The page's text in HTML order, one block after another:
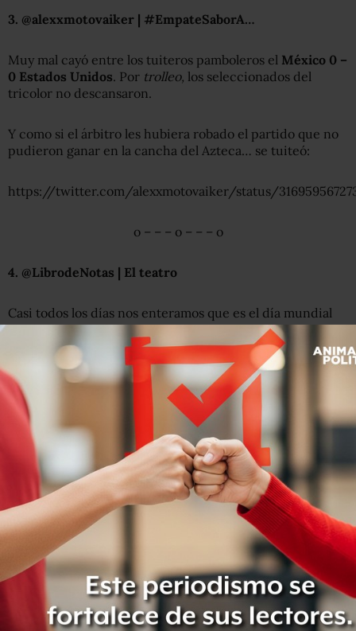
3. @alexxmotovaiker | #EmpateSaborA…
Muy mal cayó entre los tuiteros pamboleros el México 0 –
0 Estados Unidos. Por trolleo, los seleccionados del
tricolor no descansaron.
Y como si el árbitro les hubiera robado el partido que no
pudieron ganar en la cancha del Azteca… se tuiteó:
https://twitter.com/alexxmotovaiker/status/
o – – – o – – – o
4. @LibrodeNotas | El teatro
Casi todos los días nos enteramos que es el día mundial
de alguna actividad o causa.
El miércoles 27, por ejemplo, se celebró elDía Mundial
del Teatro.
En un tuit, se escenificó:
–Hoy es el Día Mundial del Teatro.
–Espera, que me siento un rato.
–Del teatro, no de la poesía.
–Ya lo sabía.
— Libro de Notas (@LibrodeNotas)
March 27, 2013
o – – – o – – – o